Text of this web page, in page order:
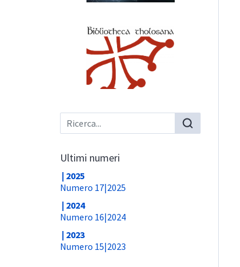
Ultimi numeri
| 2025
Numero 17|2025
| 2024
Numero 16|2024
| 2023
Numero 15|2023